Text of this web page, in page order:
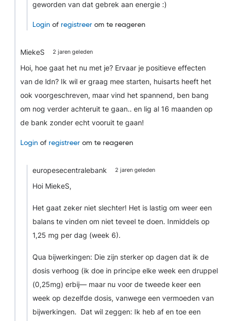
geworden van dat gebrek aan energie :)
Login of registreer om te reageren
MiekeS 2 jaren geleden
Hoi, hoe gaat het nu met je? Ervaar je positieve effecten
van de ldn? Ik wil er graag mee starten, huisarts heeft het
ook voorgeschreven, maar vind het spannend, ben bang
om nog verder achteruit te gaan.. en lig al 16 maanden op
de bank zonder echt vooruit te gaan!
Login of registreer om te reageren
europesecentralebank 2 jaren geleden
Hoi MiekeS,
Het gaat zeker niet slechter! Het is lastig om weer een
balans te vinden om niet teveel te doen. Inmiddels op
1,25 mg per dag (week 6).
Qua bijwerkingen: Die zijn sterker op dagen dat ik de
dosis verhoog (ik doe in principe elke week een druppel
(0,25mg) erbij— maar nu voor de tweede keer een
week op dezelfde dosis, vanwege een vermoeden van
bijwerkingen. Dat wil zeggen: Ik heb af en toe een